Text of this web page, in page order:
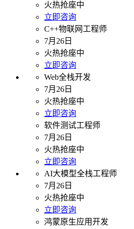
火热抢座中
立即咨询
C++物联网工程师
7月26日
火热抢座中
立即咨询
Web全栈开发
7月26日
火热抢座中
立即咨询
软件测试工程师
7月26日
火热抢座中
立即咨询
AI大模型全栈工程师
7月26日
火热抢座中
立即咨询
鸿蒙原生应用开发